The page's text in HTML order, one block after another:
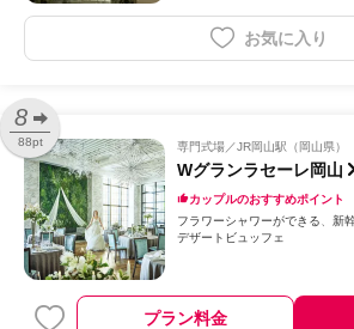
お気に入り
8
88pt 専門式場 JR岡山駅（岡山県）
Wグランラセーレ岡山
カップルのおすすめポイント
フラワーシャワーができる
新
デザートビュッフェ
プラン料金